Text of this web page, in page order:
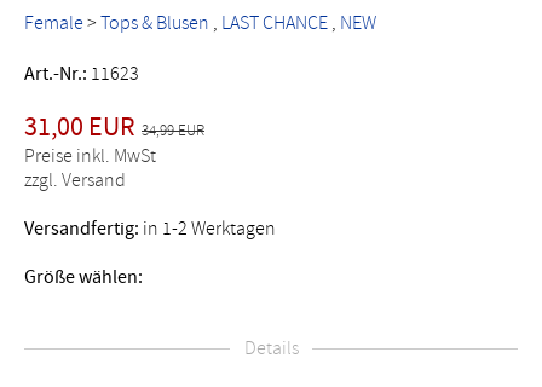
Female> Tops & Blusen LAST CHANCE NEW
Art.-Nr.: 11623
31,00 EUR 34,99 EUR
Preise inkl. MwSt
zzgl. Versand
Versandfertig: in 1-2 Werktagen
Größe wählen:
Details